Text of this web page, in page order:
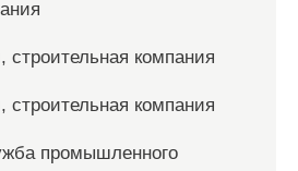
строительная компания
строительная компания
промышленного